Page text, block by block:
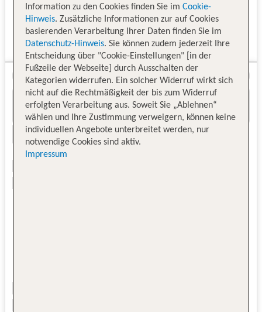
Information zu den Cookies finden Sie im Cookie-
Hinweis. Zusätzliche Informationen zur auf Cookies
basierenden Verarbeitung Ihrer Daten finden Sie im
Datenschutz-Hinweis. Sie können zudem jederzeit Ihre
Entscheidung über "Cookie-Einstellungen" [in der
Fußzeile der Webseite] durch Ausschalten der
Kategorien widerrufen. Ein solcher Widerruf wirkt sich
nicht auf die Rechtmäßigkeit der bis zum Widerruf
erfolgten Verarbeitung aus. Soweit Sie „Ablehnen“
wählen und Ihre Zustimmung verweigern, können keine
individuellen Angebote unterbreitet werden, nur
notwendige Cookies sind aktiv.
Impressum